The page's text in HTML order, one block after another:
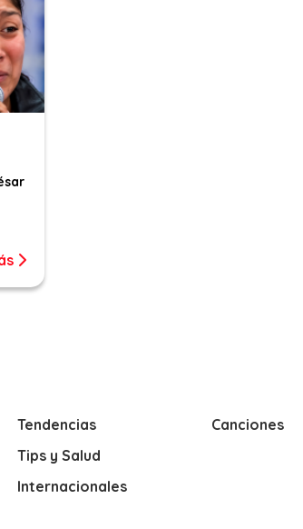
Tendencias
Tips y Salud
Internacionales
Canciones